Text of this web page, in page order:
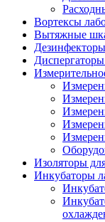
Вортексы
Вытяжные
Изоляторы
Инкубаторы